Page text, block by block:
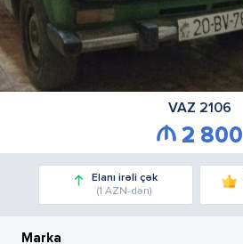
VAZ 2106
2 800
Elanı irəli çək
(1 AZN-dən)
Marka